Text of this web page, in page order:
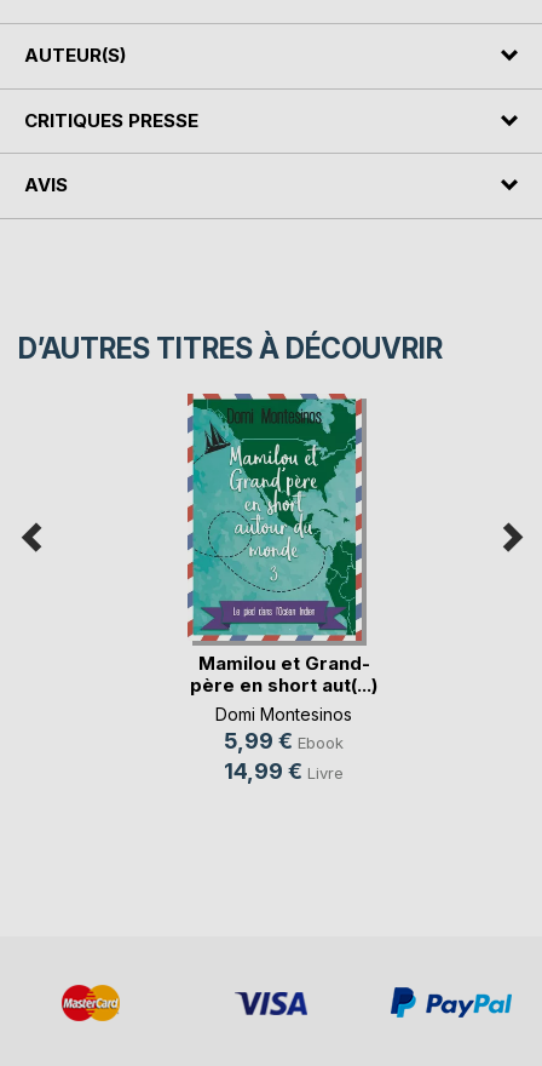
AUTEUR(S)
CRITIQUES PRESSE
AVIS
D’AUTRES TITRES À DÉCOUVRIR
Mamilou et Grand-
père en short aut(...)
Domi Montesinos
5,99 € Ebook
14,99 € Livre